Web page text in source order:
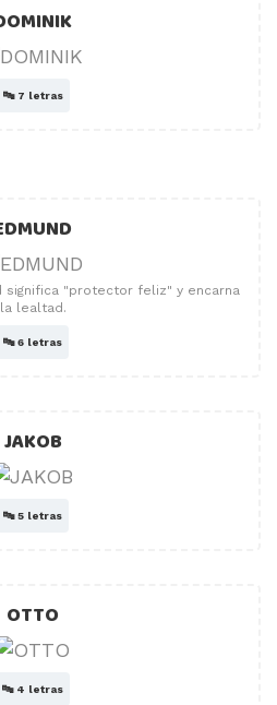
🔤 7 letras
significa "protector feliz" y encarna
la lealtad.
🔤6 letras
JAKOB
🔤5 letras
OTTO
🔤 4 letras